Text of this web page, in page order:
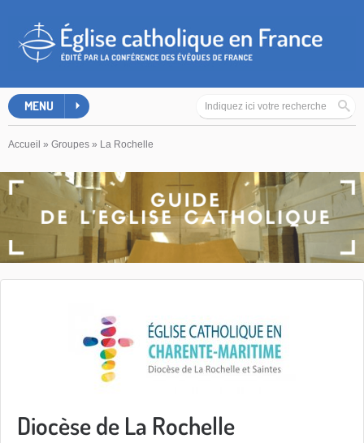
MENU
Accueil » Groupes » La Rochelle
Diocèse de La Rochelle